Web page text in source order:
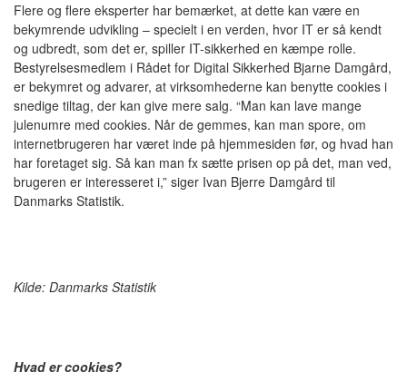
Flere og flere eksperter har bemærket, at dette kan være en
bekymrende udvikling – specielt i en verden, hvor IT er så kendt
og udbredt, som det er, spiller IT-sikkerhed en kæmpe rolle.
Bestyrelsesmedlem i Rådet for Digital Sikkerhed Bjarne Damgård,
er bekymret og advarer, at virksomhederne kan benytte cookies i
snedige tiltag, der kan give mere salg. “Man kan lave mange
julenumre med cookies. Når de gemmes, kan man spore, om
internetbrugeren har været inde på hjemmesiden før, og hvad han
har foretaget sig. Så kan man fx sætte prisen op på det, man ved,
brugeren er interesseret i,” siger Ivan Bjerre Damgård til
Danmarks Statistik.
Kilde: Danmarks Statistik
Hvad er cookies?